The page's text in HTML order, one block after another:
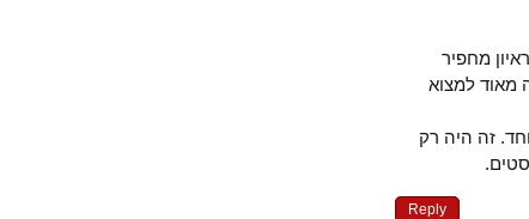
מחפיר
מאוד למצוא
זה היה רק
Reply